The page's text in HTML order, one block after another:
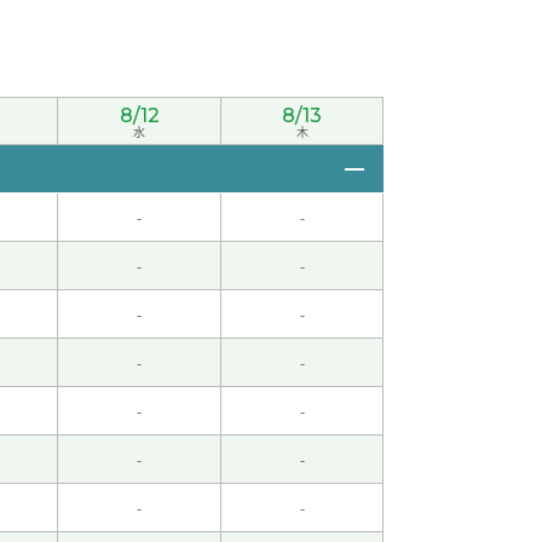
女性 )
了。我是外国人，所以换货处理很难。明
8/12
水
8/13
木
- -
- -
- -
- -
- -
- -
- -